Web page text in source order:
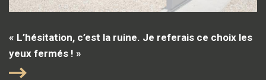
« L’hésitation, c’est la ruine. Je referais ce choix les
yeux fermés ! »